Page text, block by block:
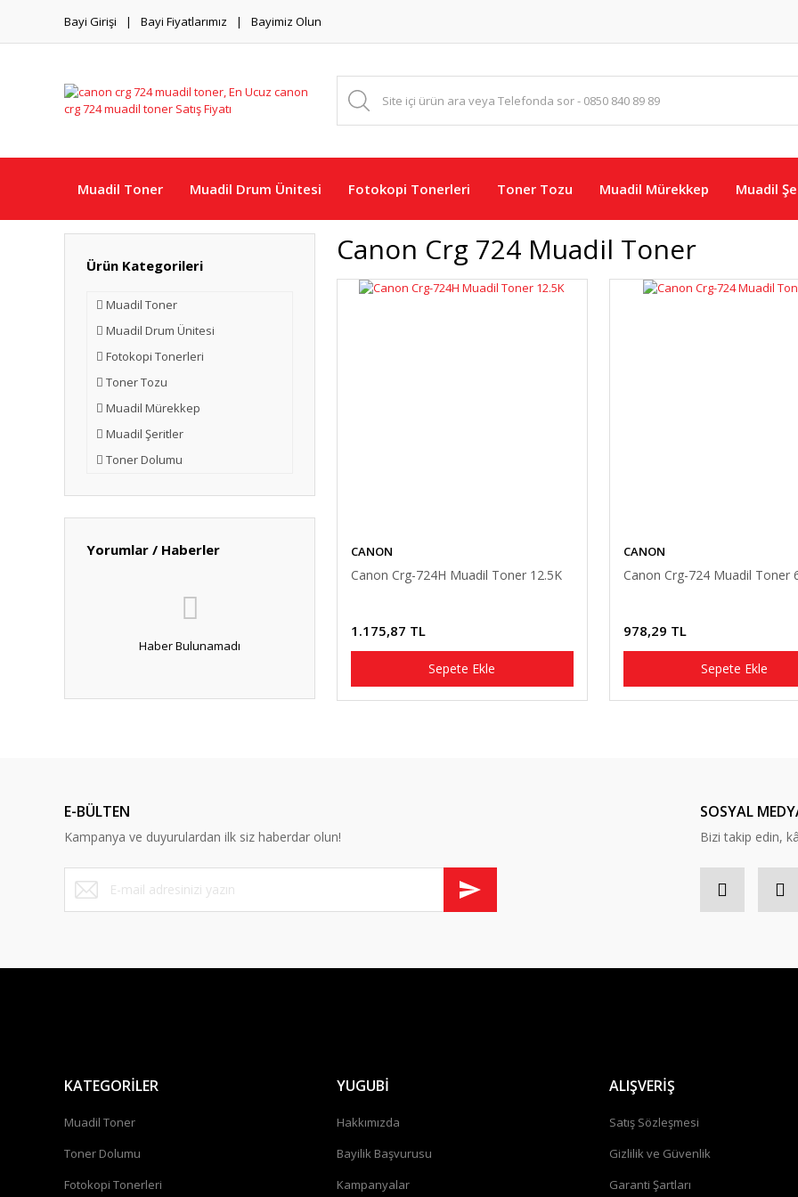
Bayi Girişi Bayi Fiyatlarımız Bayimiz Olun
Muadil Toner Muadil Drum Ünitesi Fotokopi Tonerleri Toner Tozu Muadil Mürekkep Muadil
Ürün Kategorileri
Muadil Toner
Muadil Drum Ünitesi
Fotokopi Tonerleri
Toner Tozu
Muadil Mürekkep
Muadil Şeritler
Toner Dolumu
Yorumlar / Haberler
Haber Bulunamadı
Canon Crg 724 Muadil Toner
CANON
Canon Crg-724H Muadil Toner 12.5K
1.175,87 TL
Sepete Ekle
CANON
Canon Crg-724 Muadil Toner
978,29 TL
Sepete Ekle
E-BÜLTEN
Kampanya ve duyurulardan ilk siz haberdar olun!
SOSYAL
Bizi takip edin,
KATEGORİLER
Muadil Toner
Toner Dolumu
Fotokopi Tonerleri
YUGUBİ
Hakkımızda
Bayilik Başvurusu
Kampanyalar
ALIŞVERİŞ
Satış Sözleşmesi
Gizlilik ve Güvenlik
Garanti Şartları